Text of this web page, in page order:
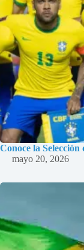
Conoce la
mayo 20, 2026